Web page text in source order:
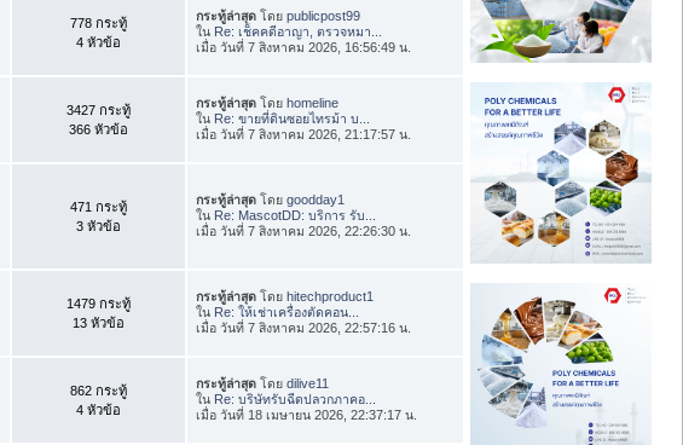
778 กระทู้
4 หัวข้อ
กระทู้ล่าสุด โดยpublicpost99
ใน Re: เช็คคดีอาญา, ตรวจหมา...
เมื่อ วันที่ 7 สิงหาคม 2026, 16:56:49 น.
3427 กระทู้
366 หัวข้อ
กระทู้ล่าสุด โดยhomeline
ใน Re: ขายที่ดินซอยไทรม้า บ...
เมื่อ วันที่ 7 สิงหาคม 2026, 21:17:57 น.
471 กระทู้
3 หัวข้อ
กระทู้ล่าสุด โดยgoodday1
ใน Re: MascotDD: บริการ รับ...
เมื่อ วันที่ 7 สิงหาคม 2026, 22:26:30 น.
1479 กระทู้
13 หัวข้อ
กระทู้ล่าสุด โดยhitechproduct1
ใน Re: ให้เช่าเครื่องตัดคอน...
เมื่อ วันที่ 7 สิงหาคม 2026, 22:57:16 น.
862 กระทู้
4 หัวข้อ
กระทู้ล่าสุด โดยdilive11
ใน Re: บริษัทรับฉีดปลวกภาคอ...
เมื่อ วันที่ 18 เมษายน 2026, 22:37:17 น.